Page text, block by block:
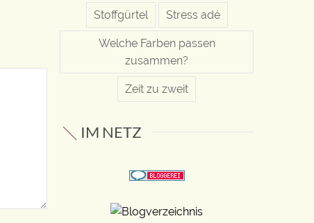
Stoffgürtel Stress adé
Welche Farben passen
zusammen?
Zeit zu zweit
IM NETZ